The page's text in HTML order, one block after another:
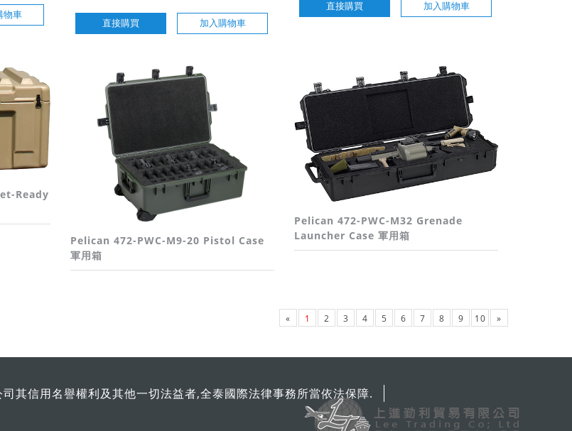
物車
直接購買 加入購物車
直接購買 加入購物車
Ready
Pelican 472-PWC-M9-20 Pistol Case
軍用箱
Pelican 472-PWC-M32 Grenade
Launcher Case 軍用箱
« 1 2 3 4 5 6 7 8 9 10 »
其信用名譽權利及其他一切法益者,全泰國際法律事務所當依法保障.